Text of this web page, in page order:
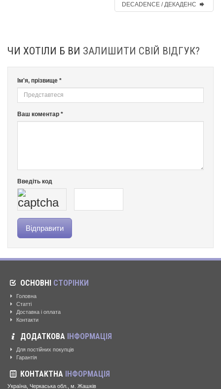
DECADENCE / ДЕКАДЕНС
ЧИ ХОТІЛИ Б ВИ ЗАЛИШИТИ СВІЙ ВІДГУК?
Ім'я, прізвище *
Ваш коментар *
Введіть код
ОСНОВНІ СТОРІНКИ
Головна
Статті
Доставка і оплата
Контакти
ДОДАТКОВА ІНФОРМАЦІЯ
Для постійних покупців
Гарантія
КОНТАКТНА ІНФОРМАЦІЯ
Україна, Черкаська обл., м. Жашків